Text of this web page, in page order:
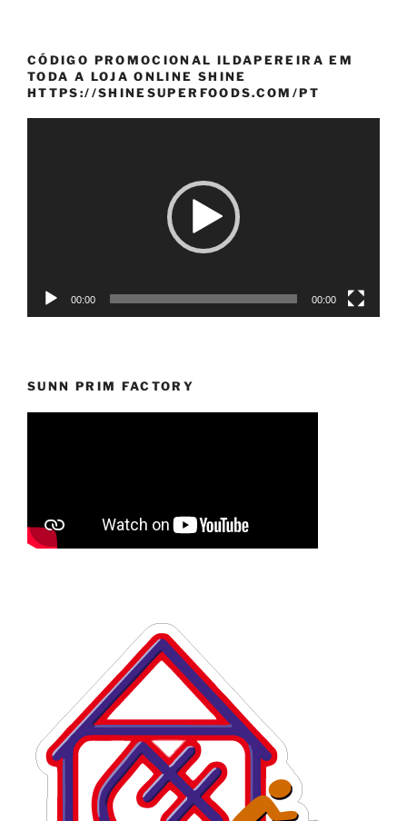
CÓDIGO PROMOCIONAL ILDAPEREIRA EM
TODA A LOJA ONLINE SHINE
HTTPS://SHINESUPERFOODS.COM/PT
00:00 00:00
SUNN PRIM FACTORY